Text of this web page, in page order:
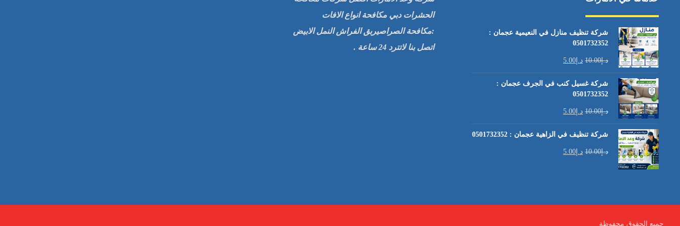
شركة تنظيف منازل في النعيمية عجمان :
0501732352
د.إ10.00 د.إ 5.00
شركة غسيل كنب في الجرف عجمان :
0501732352
د.إ10.00 د.إ 5.00
شركة تنظيف في الزاهية عجمان : 0501732352
د.إ10.00 د.إ 5.00
الحشرات دبي مكافحة انواع الافات
:مكافحة الصراصيربق الفراش النمل الابيض
اتصل بنا لاتترد 24 ساعة .
جميع الحقوق محفوظة